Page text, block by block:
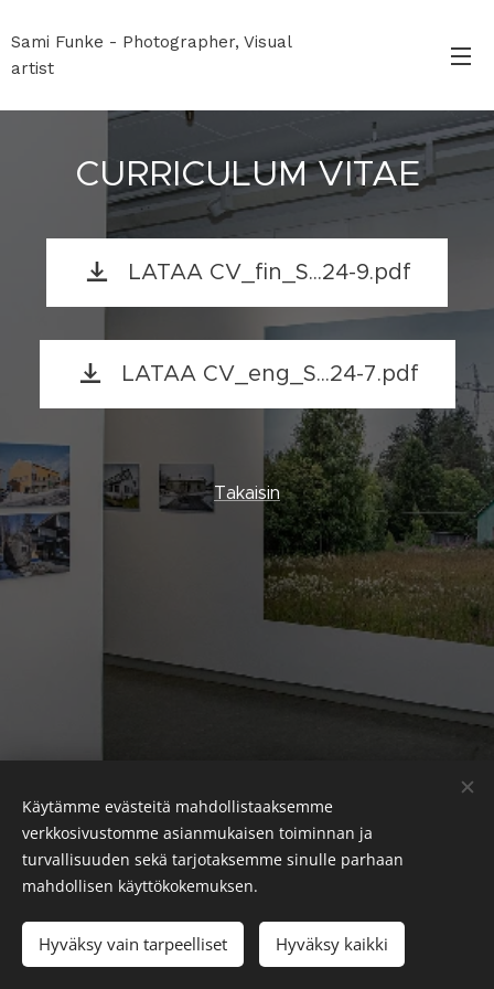
Sami Funke - Photographer, Visual
artist
CURRICULUM VITAE
LATAA CV_fin_S...24-9.pdf
LATAA CV_eng_S...24-7.pdf
Takaisin
© 2026 Sami Funke
LuotuWebnodella Evästeet
Käytämme evästeitä mahdollistaaksemme
verkkosivustomme asianmukaisen toiminnan ja
turvallisuuden sekä tarjotaksemme sinulle parhaan
mahdollisen käyttökokemuksen.
Hyväksy vain tarpeelliset Hyväksy kaikki